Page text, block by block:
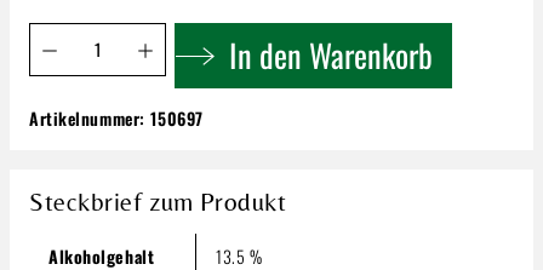
Produkt Anzahl: Gib den gewünschten Wert ein oder
In den Warenkorb
Zimmerlin Spätburgunder | Weißherbst
9,19 €
(12,25 € / 1 Liter)
Preise inkl. MwSt. zzgl. Versandkosten
Artikelnummer:150697
Steckbrief zum Produkt
Alkoholgehalt
13.5 %